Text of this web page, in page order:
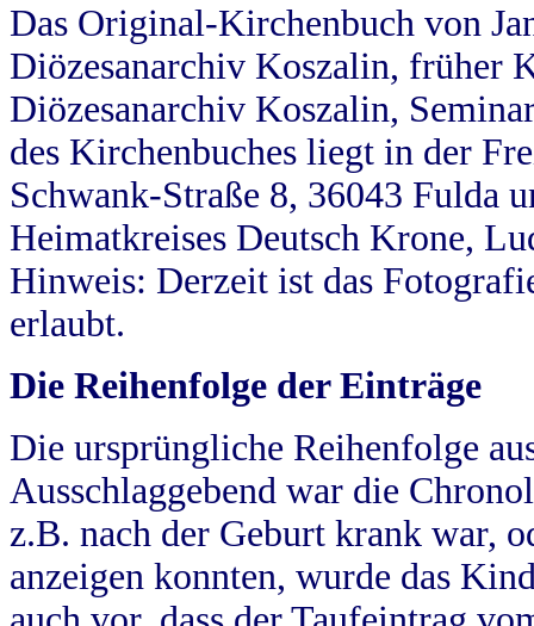
Das Original-Kirchenbuch von
Diözesanarchiv Koszalin, früher
Diözesanarchiv Koszalin,
des Kirchenbuches liegt in der
Schwank-Straße 8, 36043 Fulda
Heimatkreises Deutsch Krone,
Hinweis: Derzeit ist das
erlaubt.
Die Reihenfolge der Einträge
Die ursprüngliche Reihenfolge
Ausschlaggebend war die
z.B. nach der Geburt krank war,
anzeigen konnten, wurde das